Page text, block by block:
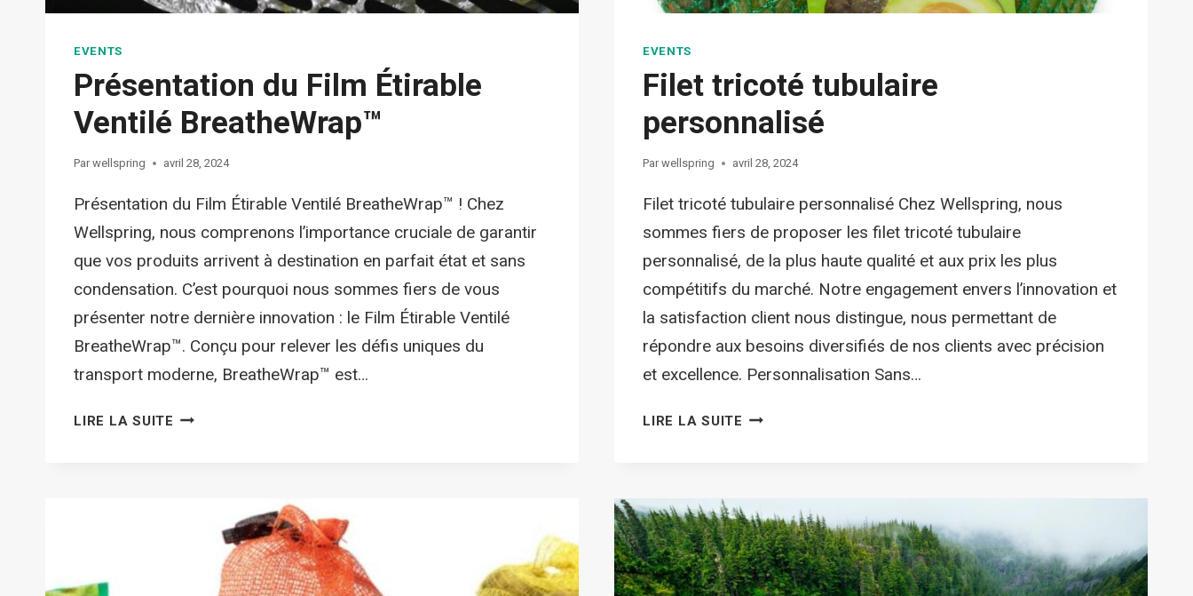
EVENTS
Présentation du Film Étirable
Ventilé BreatheWrap™
Par wellspring avril 28, 2024
Présentation du Film Étirable Ventilé BreatheWrap™ ! Chez
Wellspring, nous comprenons l’importance cruciale de garantir
que vos produits arrivent à destination en parfait état et sans
condensation. C’est pourquoi nous sommes fiers de vous
présenter notre dernière innovation : le Film Étirable Ventilé
BreatheWrap™. Conçu pour relever les défis uniques du
transport moderne, BreatheWrap™ est…
LIRE LA SUITE
EVENTS
Filet tricoté tubulaire
personnalisé
Par wellspring avril 28, 2024
Filet tricoté tubulaire personnalisé Chez Wellspring, nous
sommes fiers de proposer les filet tricoté tubulaire
personnalisé, de la plus haute qualité et aux prix les plus
compétitifs du marché. Notre engagement envers l’innovation et
la satisfaction client nous distingue, nous permettant de
répondre aux besoins diversifiés de nos clients avec précision
et excellence. Personnalisation Sans…
LIRE LA SUITE